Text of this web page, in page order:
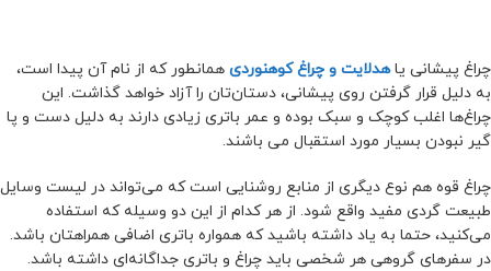
چراغ پیشانی یاهدلایت و چراغ کوهنوردی همانطور که از نام آن پیدا است،
به دلیل قرار گرفتن روی پیشانی، دستان‌تان را آزاد خواهد گذاشت. این
چراغ‌ها اغلب کوچک و سبک بوده و عمر باتری زیادی دارند به دلیل دست و پا
گیر نبودن بسیار مورد استقبال می باشند.
چراغ قوه هم نوع دیگری از منابع روشنایی است که می‌تواند در لیست وسایل
طبیعت گردی مفید واقع شود. از هر کدام از این دو وسیله که استفاده
می‌کنید، حتما به یاد داشته باشید که همواره باتری اضافی همراهتان باشد.
در سفرهای گروهی هر شخصی باید چراغ و باتری جداگانه‌ای داشته باشد.